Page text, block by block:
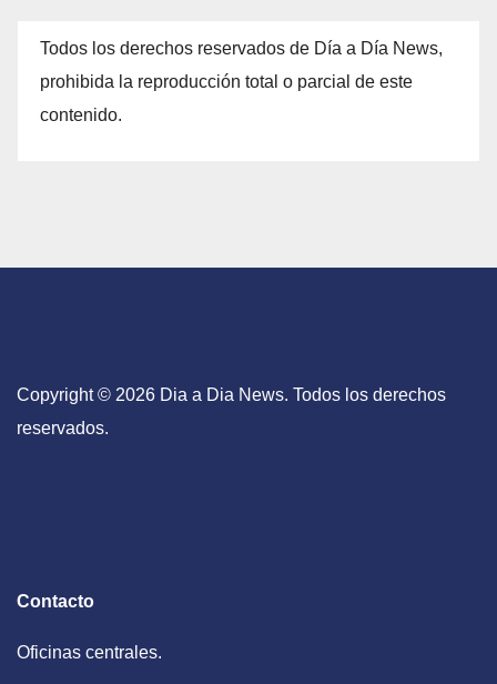
Todos los derechos reservados de Día a Día News,
prohibida la reproducción total o parcial de este
contenido.
Copyright © 2026 Dia a Dia News. Todos los derechos
reservados.
Contacto
Oficinas centrales.